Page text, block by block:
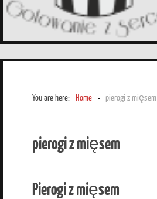
You are here: Home pierogi z mięsem
pierogi z mięsem
Pierogi z mięsem